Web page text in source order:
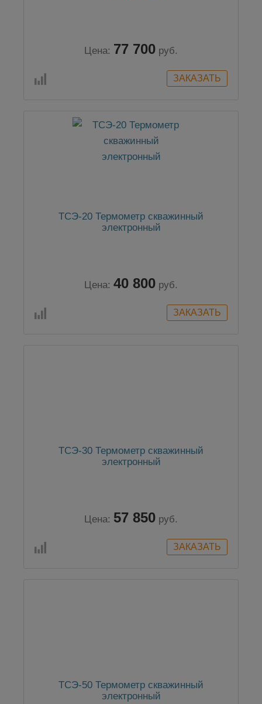
Цена: 77 700 руб.
ТСЭ-20 Термометр скважинный
электронный
Цена: 40 800 руб.
ТСЭ-30 Термометр скважинный
электронный
Цена: 57 850 руб.
ТСЭ-50 Термометр скважинный
электронный